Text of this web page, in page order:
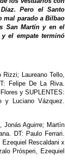
Pero el Santo
mal parado a Bilbao
San Martín y en el
el empate terminó
Laureano Tello,
Felipe De La Riva.
y SUPLENTES:
y Luciano Vázquez.
Jonás Aguirre; Martín
DT: Paulo Ferrari.
Rescaldani x
Prósperi, Ezequiel